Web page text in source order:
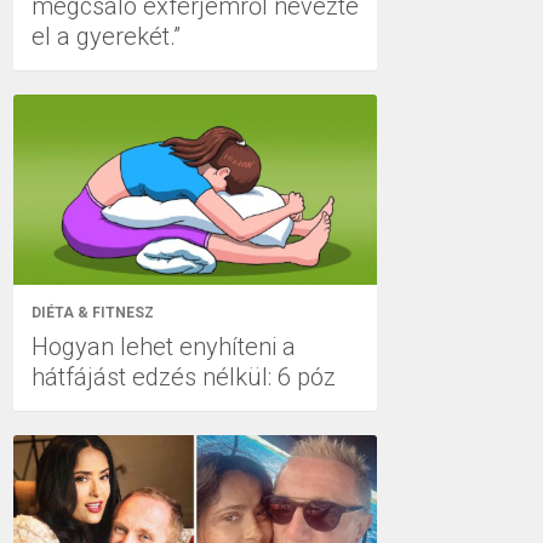
el a gyerekét.”
DIÉTA & FITNESZ
Hogyan lehet enyhíteni a
hátfájást edzés nélkül: 6 póz